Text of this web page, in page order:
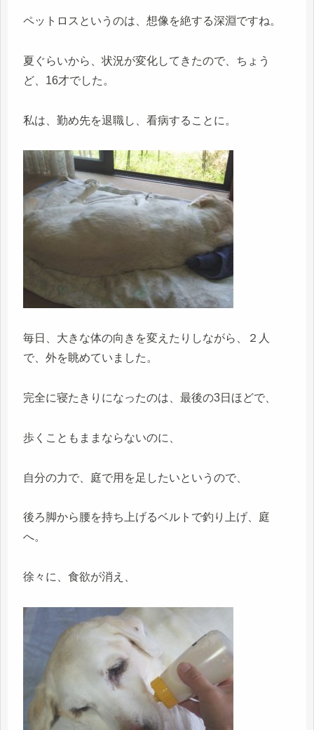
ペットロスというのは、想像を絶する深淵ですね。
夏ぐらいから、状況が変化してきたので、ちょう
ど、16才でした。
私は、勤め先を退職し、看病することに。
毎日、大きな体の向きを変えたりしながら、２人
で、外を眺めていました。
完全に寝たきりになったのは、最後の3日ほどで、
歩くこともままならないのに、
自分の力で、庭で用を足したいというので、
後ろ脚から腰を持ち上げるベルトで釣り上げ、庭
へ。
徐々に、食欲が消え、